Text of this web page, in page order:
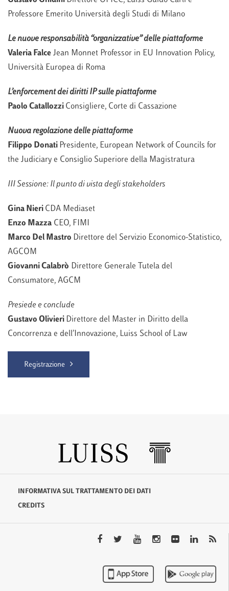
Professore Emerito Università degli Studi di Milano
Le nuove responsabilità “organizzative” delle piattaforme
Valeria FalceJean Monnet Professor in EU Innovation Policy,
Università Europea di Roma
L’enforcement dei diritti IP sulle piattaforme
Paolo Catallozzi Consigliere, Corte di Cassazione
Nuova regolazione delle piattaforme
Filippo Donati Presidente, European Network of Councils for
the Judiciary e Consiglio Superiore della Magistratura
III Sessione: Il punto di vista degli stakeholders
Gina Nieri CDA Mediaset
Enzo MazzaCEO, FIMI
Marco Del Mastro Direttore del Servizio Economico-Statistico,
AGCOM
Giovanni Calabrò Direttore Generale Tutela del
Consumatore, AGCM
Presiede e conclude
Gustavo Olivieri Direttore del Master in Diritto della
Concorrenza e dell’Innovazione, Luiss School of Law
Registrazione
INFORMATIVA SUL TRATTAMENTO DEI DATI
CREDITS